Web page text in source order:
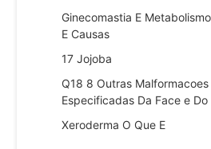
Ginecomastia E
E Causas
17 Jojoba
Q18 8 Outras
Especificadas Da Face e
Xeroderma O Que E